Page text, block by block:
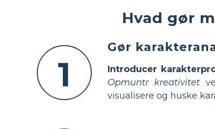
Hvad gør
1
Gør
Introducer
Opmuntr kreativitet
visualisere og huske